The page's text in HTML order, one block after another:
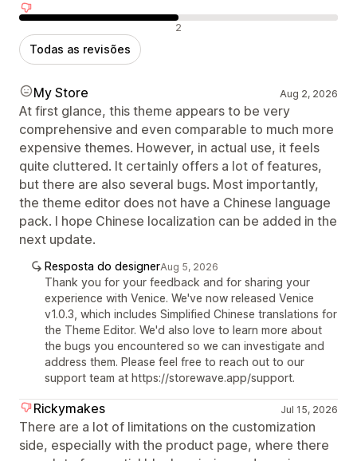
2
Todas as revisões
My Store Aug 2, 2026
At first glance, this theme appears to be very
comprehensive and even comparable to much more
expensive themes. However, in actual use, it feels
quite cluttered. It certainly offers a lot of features,
but there are also several bugs. Most importantly,
the theme editor does not have a Chinese language
pack. I hope Chinese localization can be added in the
next update.
Resposta do designerAug 5, 2026
Thank you for your feedback and for sharing your
experience with Venice. We've now released Venice
v1.0.3, which includes Simplified Chinese translations for
the Theme Editor. We'd also love to learn more about
the bugs you encountered so we can investigate and
address them. Please feel free to reach out to our
support team at https://storewave.app/support.
Rickymakes Jul 15, 2026
There are a lot of limitations on the customization
side, especially with the product page, where there